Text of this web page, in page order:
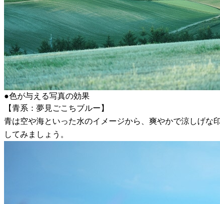
●色が与える写真の効果
【青系：夢見ごこちブルー】
青は空や海といった水のイメージから、爽やかで涼しげな
してみましょう。